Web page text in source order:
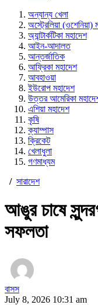
অন্যান্য খেলা
অস্ট্রেলিয়া (ওশেনিয়া)
অ্যান্টার্কটিকা মহাদেশ
আইন-আদালত
আন্তর্জাতিক
আফ্রিকা মহাদেশ
আবহাওয়া
ইউরোপ মহাদেশ
উত্তর আমেরিকা
এশিয়া মহাদেশ
কৃষি
ক্যাম্পাস
ক্রিকেট
খেলাধুলা
গণমাধ্যম
/ সারাদেশ
আঙুর চাষে
সফলতা
বাসস
July 8, 2026 10:31 am